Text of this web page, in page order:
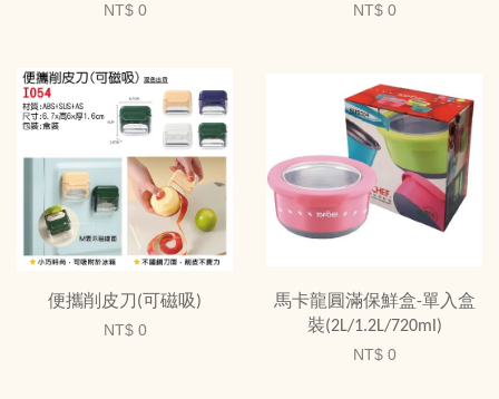
NT$ 0 NT$ 0
便攜削皮刀(可磁吸)
NT$ 0
馬卡龍圓滿保鮮盒-單入盒
裝(2L/1.2L/720ml)
NT$ 0